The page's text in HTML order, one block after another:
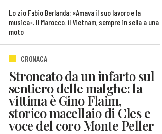
Lo zio Fabio Berlanda: «Amava il suo lavoro e la
musica». Il Marocco, il Vietnam, sempre in sella a una
moto
CRONACA
Stroncato da un infarto sul
sentiero delle malghe: la
vittima è Gino Flaim,
storico macellaio di Cles e
voce del coro Monte Peller